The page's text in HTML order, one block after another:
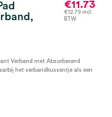
€11.73
€12.79incl.
BTW
Verband met Absorberend
het verbandkussentje als een